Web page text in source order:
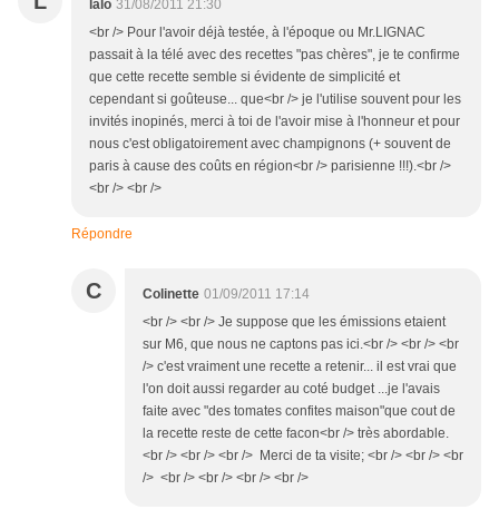
lalo 31/08/2011 21:30
<br /> Pour l'avoir déjà testée, à l'époque ou Mr.LIGNAC
passait à la télé avec des recettes "pas chères", je te confirme
que cette recette semble si évidente de simplicité et
cependant si goûteuse... que<br /> je l'utilise souvent pour les
invités inopinés, merci à toi de l'avoir mise à l'honneur et pour
nous c'est obligatoirement avec champignons (+ souvent de
paris à cause des coûts en région<br /> parisienne !!!).<br />
<br /> <br />
Répondre
C Colinette 01/09/2011 17:14
<br /> <br /> Je suppose que les émissions etaient
sur M6, que nous ne captons pas ici.<br /> <br /> <br
/> c'est vraiment une recette a retenir... il est vrai que
l'on doit aussi regarder au coté budget ...je l'avais
faite avec "des tomates confites maison"que cout de
la recette reste de cette facon<br /> très abordable.
<br /> <br /> <br /> Merci de ta visite; <br /> <br /> <br
/> <br /> <br /> <br /> <br />